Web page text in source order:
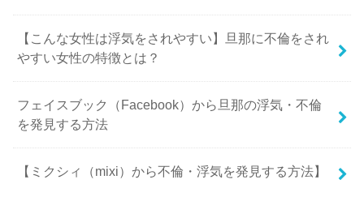
【こんな女性は浮気をされやすい】旦那に不倫をされ
やすい女性の特徴とは？
フェイスブック（Facebook）から旦那の浮気・不倫
を発見する方法
【ミクシィ（mixi）から不倫・浮気を発見する方法】